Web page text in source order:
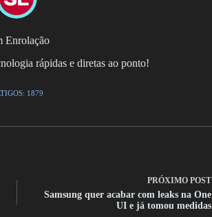
Enrolação
rápidas e diretas ao ponto!
1879
PRÓXIMO POST
Samsung quer acabar com leaks na One
UI e já tomou medidas